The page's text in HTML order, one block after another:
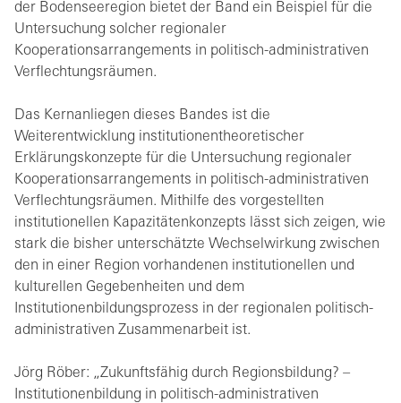
der Bodenseeregion bietet der Band ein Beispiel für die
Untersuchung solcher regionaler
Kooperationsarrangements in politisch-administrativen
Verflechtungsräumen.
Das Kernanliegen dieses Bandes ist die
Weiterentwicklung institutionentheoretischer
Erklärungskonzepte für die Untersuchung regionaler
Kooperationsarrangements in politisch-administrativen
Verflechtungsräumen. Mithilfe des vorgestellten
institutionellen Kapazitätenkonzepts lässt sich zeigen, wie
stark die bisher unterschätzte Wechselwirkung zwischen
den in einer Region vorhandenen institutionellen und
kulturellen Gegebenheiten und dem
Institutionenbildungsprozess in der regionalen politisch-
administrativen Zusammenarbeit ist.
Jörg Röber: „Zukunftsfähig durch Regionsbildung? –
Institutionenbildung in politisch-administrativen